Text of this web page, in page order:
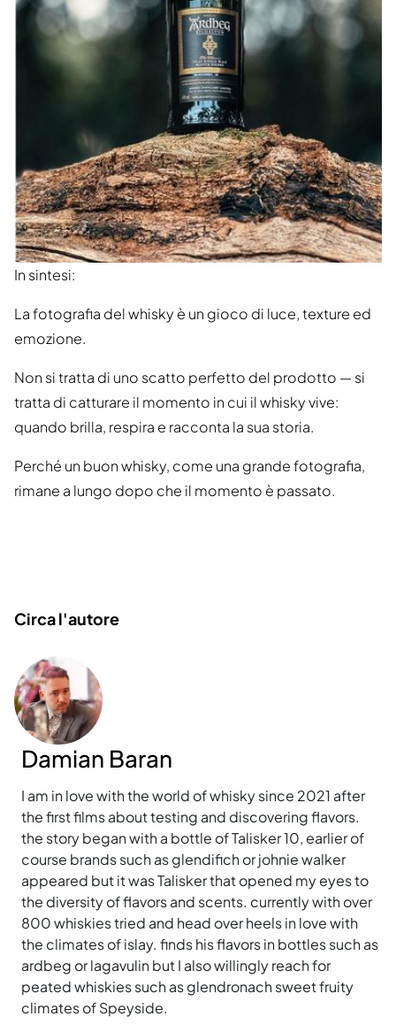
In sintesi:
La fotografia del whisky è un gioco di luce, texture ed
emozione.
Non si tratta di uno scatto perfetto del prodotto — si
tratta di catturare il momento in cui il whisky vive:
quando brilla, respira e racconta la sua storia.
Perché un buon whisky, come una grande fotografia,
rimane a lungo dopo che il momento è passato.
Circa l'autore
Damian Baran
I am in love with the world of whisky since 2021 after
the first films about testing and discovering flavors.
the story began with a bottle of Talisker 10, earlier of
course brands such as glendifich or johnie walker
appeared but it was Talisker that opened my eyes to
the diversity of flavors and scents. currently with over
800 whiskies tried and head over heels in love with
the climates of islay. finds his flavors in bottles such as
ardbeg or lagavulin but I also willingly reach for
peated whiskies such as glendronach sweet fruity
climates of Speyside.